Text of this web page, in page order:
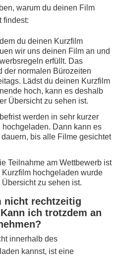
warum du deinen Film
findest:
du deinen Kurzfilm
wir uns deinen Film an und
erfüllt. Das
der normalen Bürozeiten
Lädst du deinen Kurzfilm
hoch, kann es deshalb
Übersicht zu sehen ist.
werden in sehr kurzer
Dann kann es
bis alle Filme gesichtet
Teilnahme am Wettbewerb ist
hochgeladen wurde
zu sehen ist.
nicht rechtzeitig
ich trotzdem an
innerhalb des
kannst, ist eine